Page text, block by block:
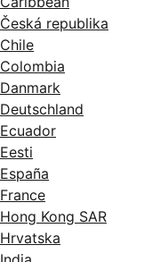
Česká republika
Chile
Colombia
Danmark
Deutschland
Ecuador
Eesti
España
France
Hong Kong SAR
Hrvatska